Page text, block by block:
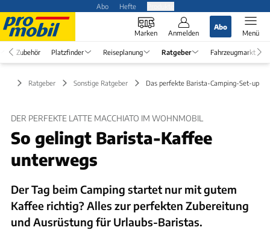
Abo Hefte
Marken Anmelden
Abo
Menü
Zubehör Platzfinder Reiseplanung Ratgeber Fahrzeugmarkt
Ratgeber Sonstige Ratgeber Das perfekte Barista-Camping-Set-up
DER PERFEKTE LATTE MACCHIATO IM WOHNMOBIL
So gelingt Barista-Kaffee
unterwegs
Der Tag beim Camping startet nur mit gutem
Kaffee richtig? Alles zur perfekten Zubereitung
und Ausrüstung für Urlaubs-Baristas.